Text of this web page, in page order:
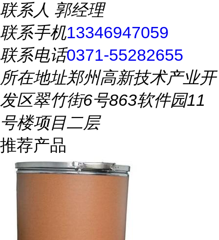
联系人 郭经理
联系手机13346947059
联系电话0371-55282655
所在地址郑州高新技术产业开
发区翠竹街6号863软件园11
号楼项目二层
推荐产品